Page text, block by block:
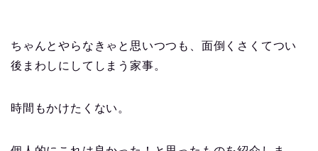
ちゃんとやらなきゃと思いつつも、面倒くさくてつい
後まわしにしてしまう家事。
時間もかけたくない。